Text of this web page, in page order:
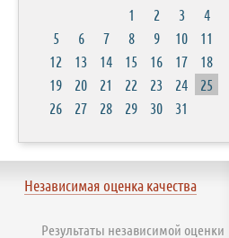
1
2 3
4
5
6 7 8 9 10
11
12
13 14 15 16 17
18
19
20 21 22 23 24
25
26
27 28 29 30 31
Независимая оценка качества
Результаты независимой оценки